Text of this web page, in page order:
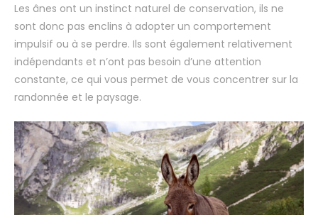
Les ânes ont un instinct naturel de conservation, ils ne
sont donc pas enclins à adopter un comportement
impulsif ou à se perdre. Ils sont également relativement
indépendants et n’ont pas besoin d’une attention
constante, ce qui vous permet de vous concentrer sur la
randonnée et le paysage.